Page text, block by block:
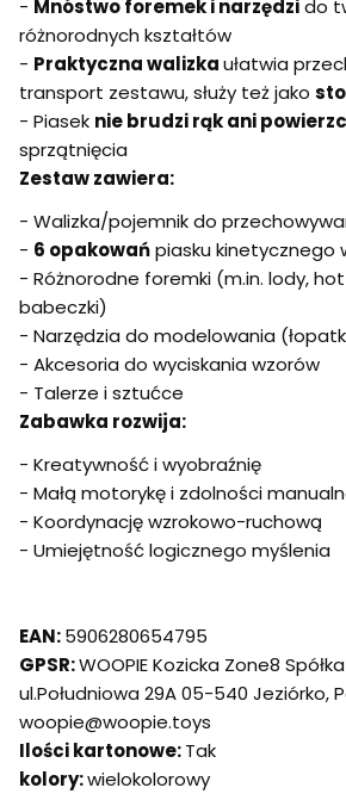
- Mnóstwo foremek i narzędzido
różnorodnych kształtów
- Praktyczna walizkaułatwia
transport zestawu, służy też jako
- Piasek nie brudzi rąk ani
sprzątnięcia
Zestaw zawiera:
- Walizka/pojemnik do
- 6 opakowańpiasku kinetycznego
- Różnorodne foremki (m.in. lody,
babeczki)
- Narzędzia do modelowania
- Akcesoria do wyciskania wzorów
- Talerze i sztućce
Zabawka rozwija:
- Kreatywność i wyobraźnię
- Małą motorykę i zdolności
- Koordynację wzrokowo-ruchową
- Umiejętność logicznego myślenia
EAN:5906280654795
GPSR:WOOPIE Kozicka Zone8
ul.Południowa 29A 05-540 Jeziórko,
woopie@woopie.toys
Ilości kartonowe:Tak
kolory:wielokolorowy